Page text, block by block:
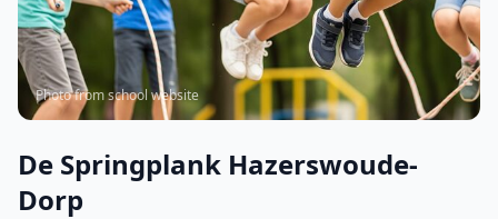
Photo from school website
De Springplank Hazerswoude-
Dorp